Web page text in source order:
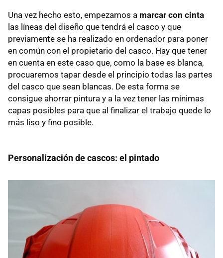
Una vez hecho esto, empezamos a marcar con cinta
las líneas del diseño que tendrá el casco y que
previamente se ha realizado en ordenador para poner
en común con el propietario del casco. Hay que tener
en cuenta en este caso que, como la base es blanca,
procuaremos tapar desde el principio todas las partes
del casco que sean blancas. De esta forma se
consigue ahorrar pintura y a la vez tener las mínimas
capas posibles para que al finalizar el trabajo quede lo
más liso y fino posible.
Personalización de cascos: el pintado